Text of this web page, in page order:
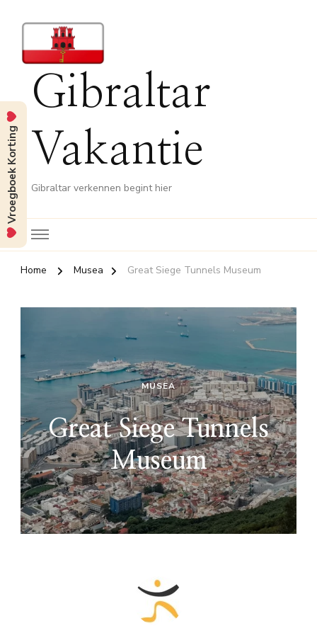
Gibraltar
Vakantie
Gibraltar verkennen begint hier
Home Musea Great Siege Tunnels Museum
MUSEA
Great Siege Tunnels
Museum
Vroegboek Korting